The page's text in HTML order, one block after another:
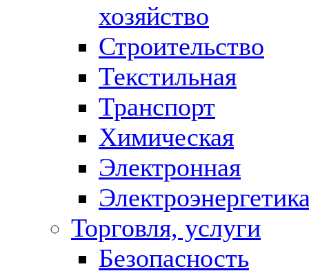
хозяйство
Строительство
Текстильная
Транспорт
Химическая
Электронная
Торговля, услуги
Безопасность